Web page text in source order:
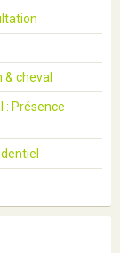
cheval
: Présence